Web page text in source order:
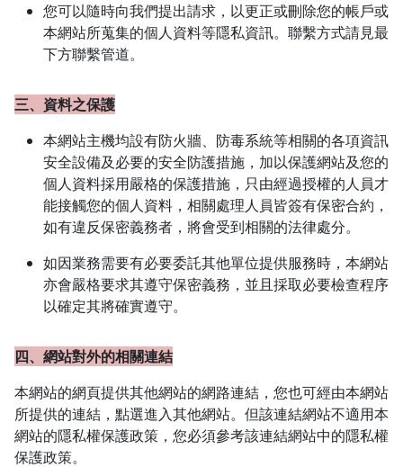
您可以隨時向我們提出請求，以更正或刪除您的帳戶或
本網站所蒐集的個人資料等隱私資訊。聯繫方式請見最
下方聯繫管道。
三、資料之保護
本網站主機均設有防火牆、防毒系統等相關的各項資訊
安全設備及必要的安全防護措施，加以保護網站及您的
個人資料採用嚴格的保護措施，只由經過授權的人員才
能接觸您的個人資料，相關處理人員皆簽有保密合約，
如有違反保密義務者，將會受到相關的法律處分。
如因業務需要有必要委託其他單位提供服務時，本網站
亦會嚴格要求其遵守保密義務，並且採取必要檢查程序
以確定其將確實遵守。
四、網站對外的相關連結
本網站的網頁提供其他網站的網路連結，您也可經由本網站
所提供的連結，點選進入其他網站。但該連結網站不適用本
網站的隱私權保護政策，您必須參考該連結網站中的隱私權
保護政策。